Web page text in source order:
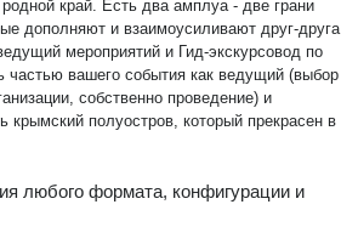
край. Есть два амплуа - две грани
дополняют и взаимоусиливают друг-друга
мероприятий и Гид-экскурсовод по
собственно проведение) и
крымский полуостров, который прекрасен в
любого формата, конфигурации и